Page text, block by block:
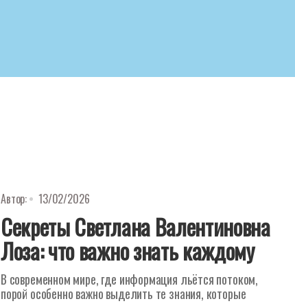
Автор: 13/02/2026
Секреты Светлана Валентиновна
Лоза: что важно знать каждому
В современном мире, где информация льётся потоком,
порой особенно важно выделить те знания, которые